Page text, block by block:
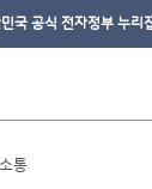
국 공식 전자정부 누리
소통